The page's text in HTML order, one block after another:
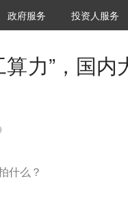
城市之窗
政府服务 VClub投资机构库
投资机构职位推介
投资人服务
力”，国
什么？